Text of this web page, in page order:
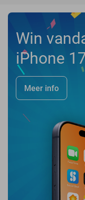
Win
iPhone
Meer info